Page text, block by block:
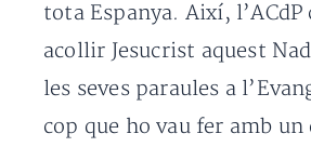
tota Espanya. Així, l’ACdP
acollir Jesucrist aquest
les seves paraules a
cop que ho vau fer amb un